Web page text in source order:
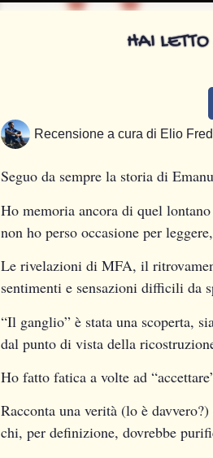
HAI
Recensione a cura di Elio
Seguo da sempre la storia di
Ho memoria ancora di quel
non ho perso occasione per
Le rivelazioni di MFA, il
sentimenti e sensazioni difficili da
“Il ganglio” è stata una scoperta,
dal punto di vista della
Ho fatto fatica a volte ad
Racconta una verità (lo è
chi, per definizione, dovrebbe